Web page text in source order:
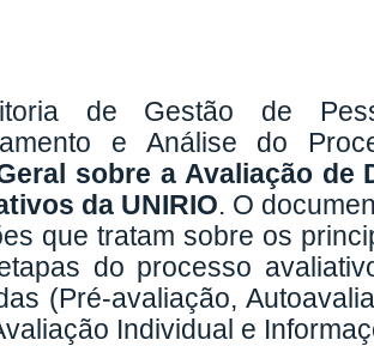
de Gestão de
e Análise do
sobre a Avaliação de
da UNIRIO. O
que tratam sobre os
do processo
(Pré-avaliação,
Individual e